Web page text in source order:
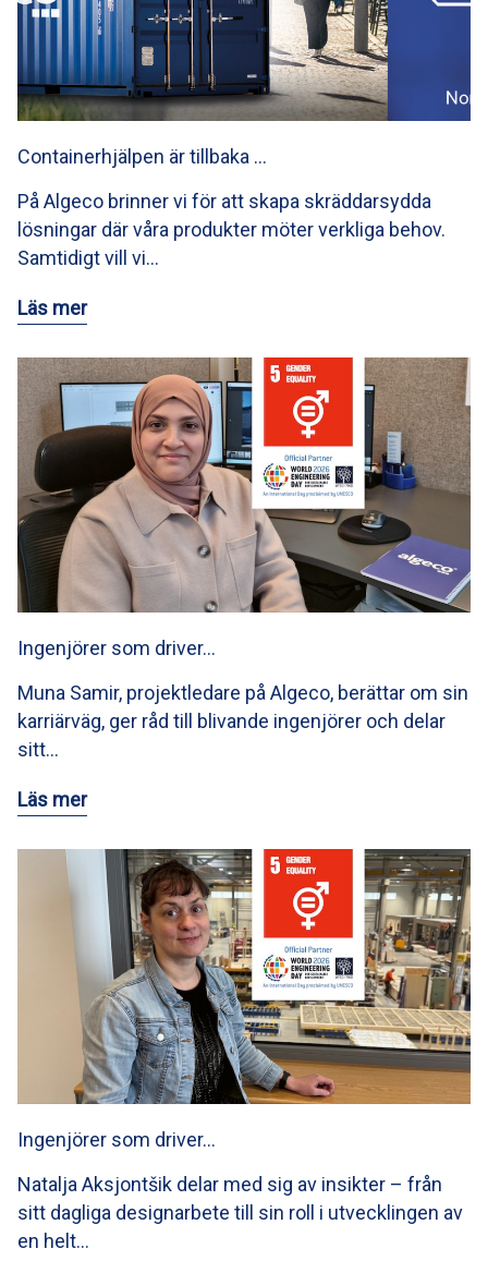
Containerhjälpen är tillbaka …
På Algeco brinner vi för att skapa skräddarsydda
lösningar där våra produkter möter verkliga behov.
Samtidigt vill vi…
Läs mer
Ingenjörer som driver…
Muna Samir, projektledare på Algeco, berättar om sin
karriärväg, ger råd till blivande ingenjörer och delar
sitt…
Läs mer
Ingenjörer som driver…
Natalja Aksjontšik delar med sig av insikter – från
sitt dagliga designarbete till sin roll i utvecklingen av
en helt…